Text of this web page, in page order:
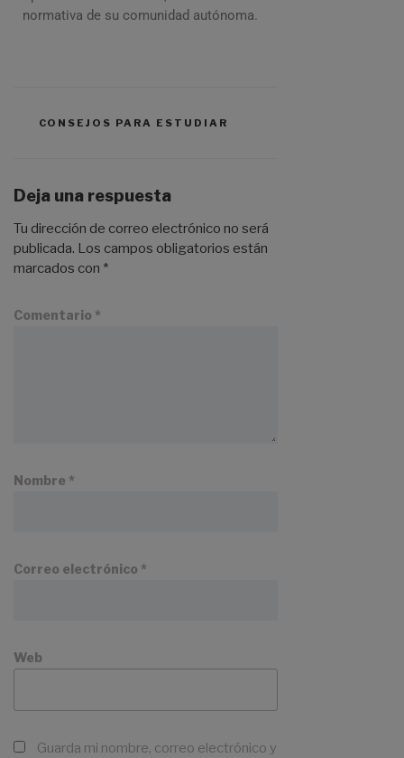
normativa de su comunidad autónoma.
CONSEJOS PARA ESTUDIAR
Deja una respuesta
Tu dirección de correo electrónico no será
publicada. Los campos obligatorios están
marcados con *
Comentario *
Nombre *
Correo electrónico *
Web
Guarda mi nombre, correo electrónico y